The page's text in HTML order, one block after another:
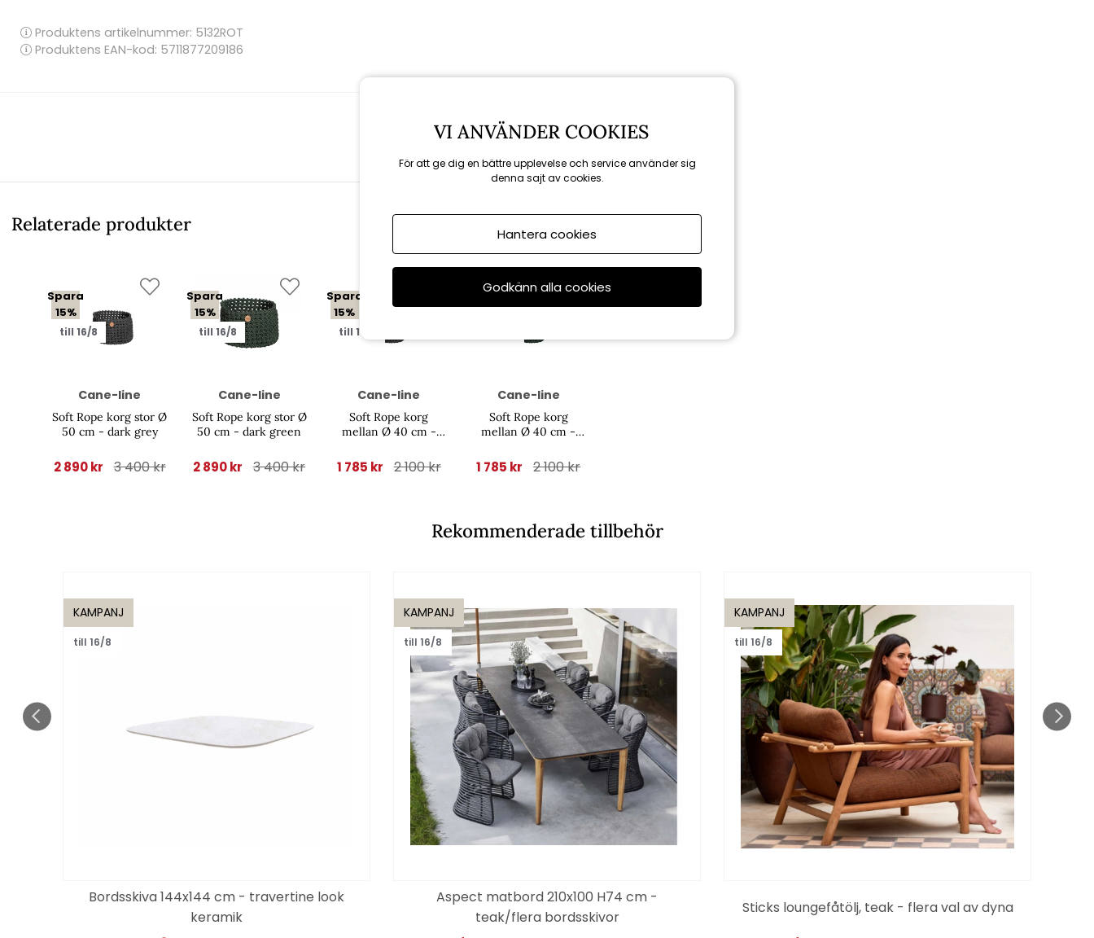
Produktens artikelnummer: 5132ROT
Produktens EAN-kod: 5711877209186
Relaterade produkter
Spara
15%
till 16/8
Cane-line
Soft Rope korg stor Ø
50 cm - dark grey
2 890 kr 3 400 kr
Spara
15%
till 16/8
Cane-line
Soft Rope korg stor Ø
50 cm - dark green
2 890 kr 3 400 kr
Spara
15%
till 16/8
Cane-line
Soft Rope korg
mellan Ø 40 cm -
1 785 kr 2 100 kr
Spara
15%
Cane-line
Soft Rope korg
mellan Ø 40 cm -
1 785 kr 2 100 kr
Rekommenderade tillbehör
KAMPANJ
till 16/8
Bordsskiva 144x144 cm - travertine look
keramik
KAMPANJ
till 16/8
Aspect matbord 210x100 H74 cm -
teak/flera bordsskivor
KAMPANJ
till 16/8
Sticks loungefåtölj, teak - flera val av dyna
VI ANVÄNDER COOKIES
För att ge dig en bättre upplevelse och service använder sig
denna sajt av cookies.
Hantera cookies
Godkänn alla cookies